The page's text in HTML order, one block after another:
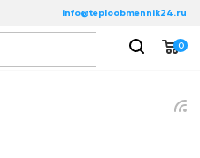
info@teploobmennik24.ru
0